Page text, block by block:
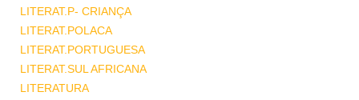
LITERAT.P- CRIANÇA
LITERAT.POLACA
LITERAT.PORTUGUESA
LITERAT.SUL AFRICANA
LITERATURA